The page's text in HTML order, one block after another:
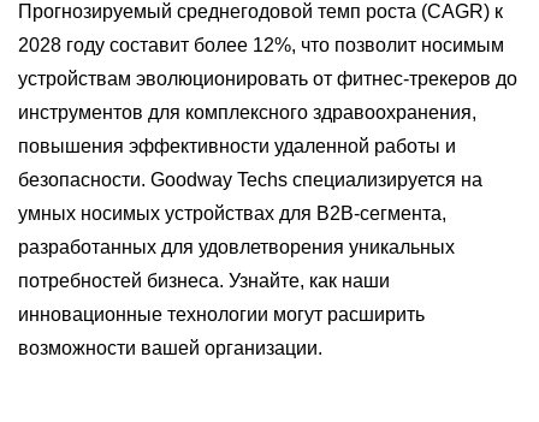
Прогнозируемый среднегодовой темп роста (CAGR) к
2028 году составит более 12%, что позволит носимым
устройствам эволюционировать от фитнес-трекеров до
инструментов для комплексного здравоохранения,
повышения эффективности удаленной работы и
безопасности. Goodway Techs специализируется на
умных носимых устройствах для B2B-сегмента,
разработанных для удовлетворения уникальных
потребностей бизнеса. Узнайте, как наши
инновационные технологии могут расширить
возможности вашей организации.